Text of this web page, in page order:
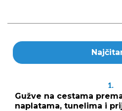
1.
Gužve na cestama
naplatama, tunelima i